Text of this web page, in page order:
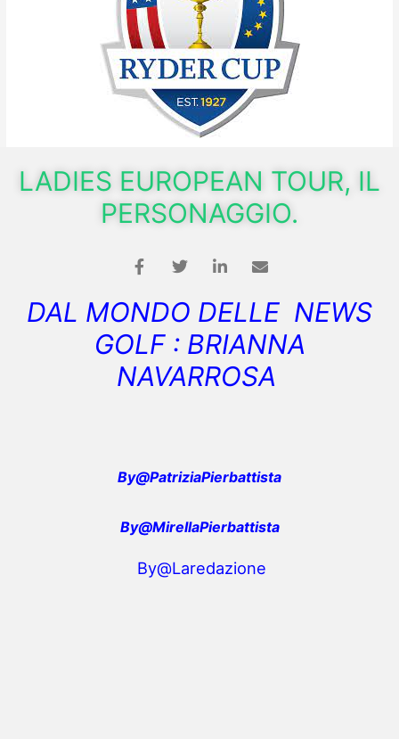
LADIES EUROPEAN TOUR, IL
PERSONAGGIO.
DAL MONDO DELLE NEWS
GOLF : BRIANNA
NAVARROSA
By@PatriziaPierbattista
By@MirellaPierbattista
By@Laredazione